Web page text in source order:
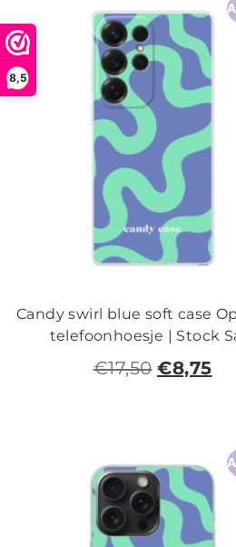
8,5
Candy swirl blue soft case
telefoonhoesje | Stock
€17,50 €8,75